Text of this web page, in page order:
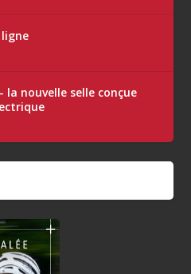
la nouvelle selle conçue